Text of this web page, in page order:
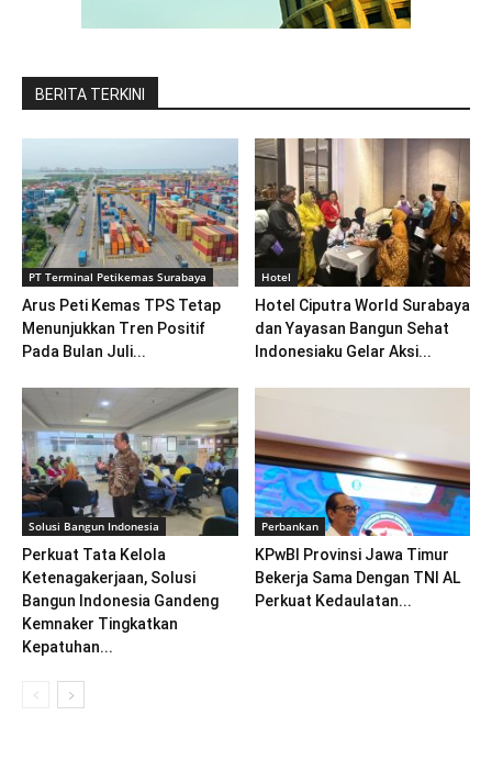
BERITA TERKINI
PT Terminal Petikemas Surabaya
Arus Peti Kemas TPS Tetap
Menunjukkan Tren Positif
Pada Bulan Juli...
Hotel
Hotel Ciputra World Surabaya
dan Yayasan Bangun Sehat
Indonesiaku Gelar Aksi...
Solusi Bangun Indonesia
Perkuat Tata Kelola
Ketenagakerjaan, Solusi
Bangun Indonesia Gandeng
Kemnaker Tingkatkan
Kepatuhan...
Perbankan
KPwBI Provinsi Jawa Timur
Bekerja Sama Dengan TNI AL
Perkuat Kedaulatan...